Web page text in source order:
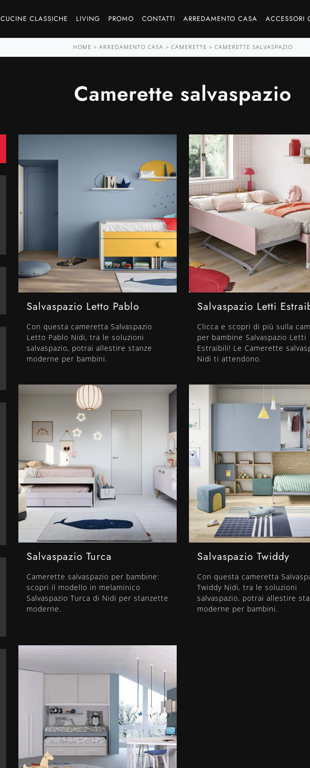
CUCINE CLASSICHE LIVING PROMO CONTATTI ARREDAMENTO CASA ACCESSORI
HOME > ARREDAMENTO CASA > CAMERETTE > CAMERETTE SALVASPAZIO
Camerette salvaspazio
Salvaspazio Letto Pablo
Con questa cameretta Salvaspazio
Letto Pablo Nidi, tra le soluzioni
salvaspazio, potrai allestire stanze
moderne per bambini.
Salvaspazio Letti
Clicca e scopri di più sulla
per bambine Salvaspazio Letti
Estraibili! Le Camerette
Nidi ti attendono.
Salvaspazio Turca
Camerette salvaspazio per bambine:
scopri il modello in melaminico
Salvaspazio Turca di Nidi per stanzette
moderne.
Salvaspazio Twiddy
Con questa cameretta
Twiddy Nidi, tra le soluzioni
salvaspazio, potrai allestire
moderne per bambini.